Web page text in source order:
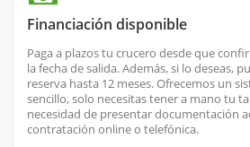
Financiación disponible
Paga a plazos tu crucero desde que
la fecha de salida. Además, si lo deseas,
reserva hasta 12 meses. Ofrecemos un
sencillo, solo necesitas tener a mano tu
necesidad de presentar documentación
contratación online o telefónica.